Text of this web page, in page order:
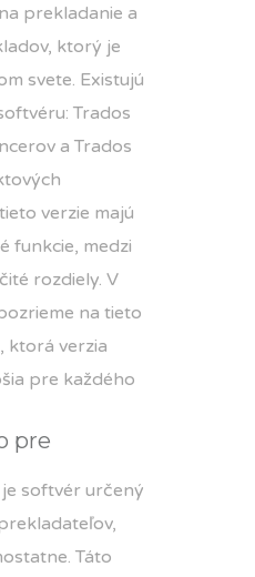
prekladanie a
ktorý je
svete. Existujú
Trados
a Trados
verzie majú
funkcie, medzi
rozdiely. V
na tieto
ktorá verzia
pre každého
pre
je softvér určený
Táto